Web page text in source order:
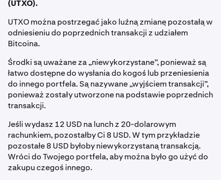
(UTXO).
UTXO można postrzegać jako luźną zmianę pozostałą w
odniesieniu do poprzednich transakcji z udziałem
Bitcoina.
Środki są uważane za „niewykorzystane”, ponieważ są
łatwo dostępne do wysłania do kogoś lub przeniesienia
do innego portfela. Są nazywane „wyjściem transakcji”,
ponieważ zostały utworzone na podstawie poprzednich
transakcji.
Jeśli wydasz 12 USD na lunch z 20-dolarowym
rachunkiem, pozostałby Ci 8 USD. W tym przykładzie
pozostałe 8 USD byłoby niewykorzystaną transakcją.
Wróci do Twojego portfela, aby można było go użyć do
zakupu czegoś innego.